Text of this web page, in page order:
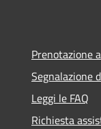
Prenotazione
Segnalazione
Leggi le FAQ
Richiesta